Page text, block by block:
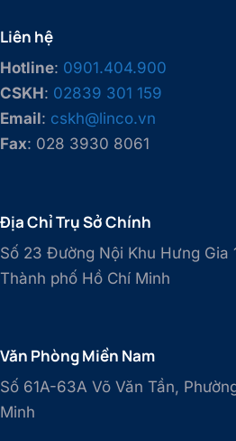
Liên hệ
Hotline: 0901.404.900
CSKH: 02839 301 159
Email: cskh@linco.vn
Fax: 028 3930 8061
Địa Chỉ Trụ Sở Chính
Số 23 Đường Nội Khu Hưng Gia
Thành phố Hồ Chí Minh
Văn Phòng Miền Nam
Số 61A-63A Võ Văn Tần,
Minh